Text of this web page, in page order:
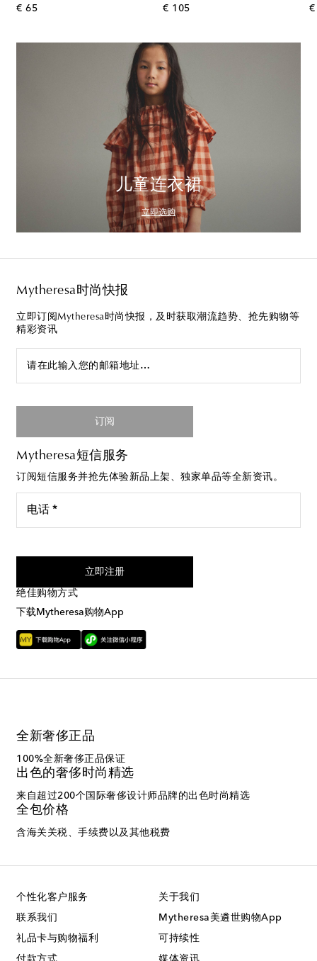
€ 65original price
€ 105original price
€
儿童连衣裙
立即选购
Mytheresa时尚快报
立即订阅Mytheresa时尚快报，及时获取潮流趋势、抢先购物等
精彩资讯
请在此输入您的邮箱地址…
订阅
Mytheresa短信服务
订阅短信服务并抢先体验新品上架、独家单品等全新资讯。
电话 *
立即注册
绝佳购物方式
下载Mytheresa购物App
全新奢侈正品
100%全新奢侈正品保证
出色的奢侈时尚精选
来自超过200个国际奢侈设计师品牌的出色时尚精选
全包价格
含海关关税、手续费以及其他税费
个性化客户服务
联系我们
礼品卡与购物福利
关于我们
Mytheresa美遴世购物App
可持续性